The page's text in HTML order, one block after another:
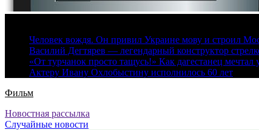
Человек вождя. Он привил Украине мову и строил
Василий Дегтярев — легендарный конструктор
«От турчанок просто тащусь!» Как дагестанец
Актеру Ивану Охлобыстину исполнилось 60 лет
Фильм
Новостная рассылка
Случайные новости